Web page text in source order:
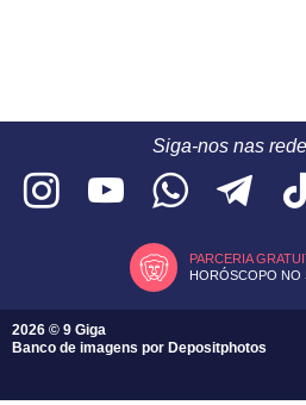
Siga-nos nas
PARCERIA
HORÓSCOPO NO
2026 © 9 Giga
Banco de imagens por Depositphotos